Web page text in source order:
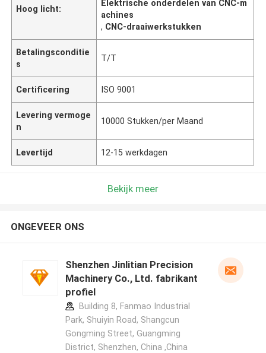
Hoog licht:
Elektrische onderdelen van CNC-m
achines
, CNC-draaiwerkstukken
Betalingsconditie
s
T/T
Certificering ISO 9001
Levering vermoge
n
10000 Stukken/per Maand
Levertijd 12-15 werkdagen
Bekijk meer
ONGEVEER ONS
Shenzhen Jinlitian Precision
Machinery Co., Ltd. fabrikant
profiel
Building 8, Fanmao Industrial
Park, Shuiyin Road, Shangcun
Gongming Street, Guangming
District, Shenzhen, China ,China